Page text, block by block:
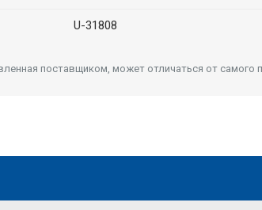
U-31808
поставщиком, может отличаться от самого